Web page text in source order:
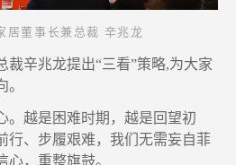
居董事长兼总裁 辛兆龙
裁辛兆龙提出“三看”策略,为大家
。
。越是困难时期，越是回望初
行、步履艰难，我们无需妄自菲
心，重整旗鼓。